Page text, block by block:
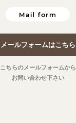
Mail form
メールフォームはこちら
こちらのメールフォームから
お問い合わせ下さい